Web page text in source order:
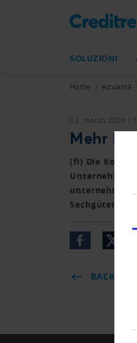
SOLUZIONI
Home Attualità
02. marzo 2026
Mehr
(fi) Die
BACK